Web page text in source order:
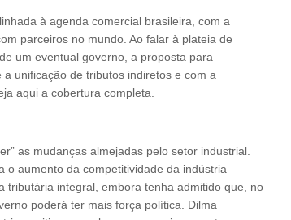
à agenda comercial brasileira, com a
parceiros no mundo. Ao falar à plateia de
um eventual governo, a proposta para
unificação de tributos indiretos e com a
aqui a cobertura completa.
as mudanças almejadas pelo setor industrial.
o aumento da competitividade da indústria
tributária integral, embora tenha admitido que, no
poderá ter mais força política. Dilma